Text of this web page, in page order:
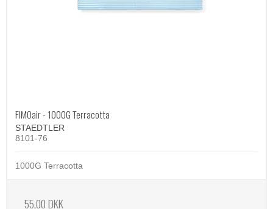
FIMOair - 1000G Terracotta
STAEDTLER
8101-76
1000G Terracotta
55,00 DKK